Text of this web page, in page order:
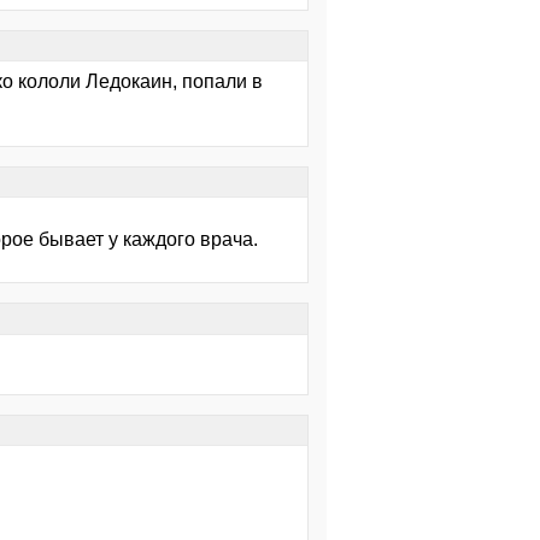
кололи Ледокаин, попали в
бывает у каждого врача.